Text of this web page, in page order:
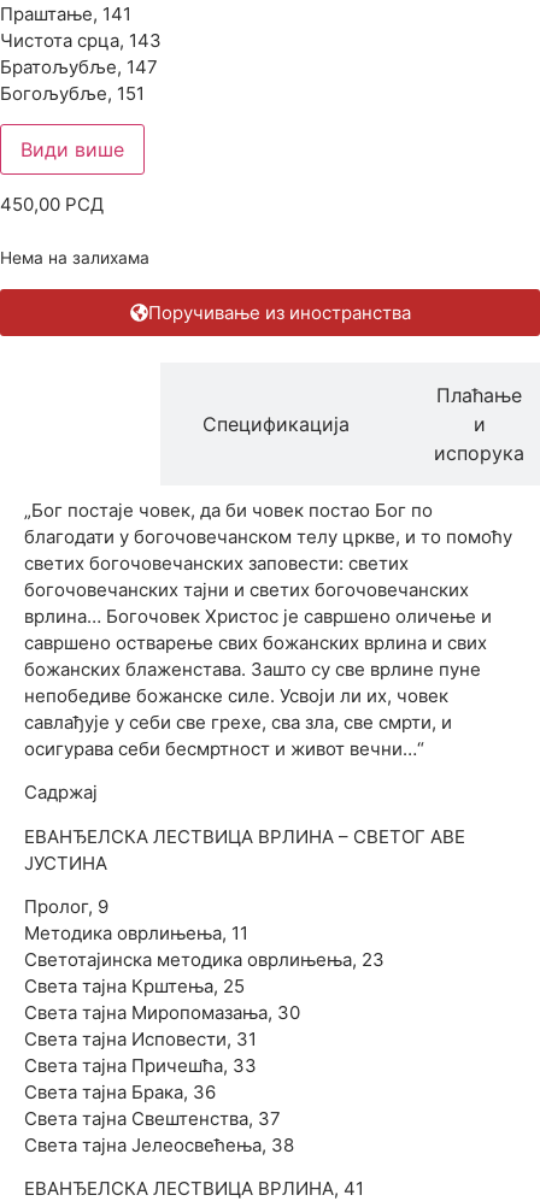
Праштање, 141
Чистота срца, 143
Братољубље, 147
Богољубље, 151
Види више
450,00 РСД
Нема на залихама
Поручивање из иностранства
Спецификација
Плаћање
и
испорука
„Бог постаје човек, да би човек постао Бог по
благодати у богочовечанском телу цркве, и то помоћу
светих богочовечанских заповести: светих
богочовечанских тајни и светих богочовечанских
врлина… Богочовек Христос је савршено оличење и
савршено остварење свих божанских врлина и свих
божанских блаженстава. Зашто су све врлине пуне
непобедиве божанске силе. Усвоји ли их, човек
савлађује у себи све грехе, сва зла, све смрти, и
осигурава себи бесмртност и живот вечни…“
Садржај
ЕВАНЂЕЛСКА ЛЕСТВИЦА ВРЛИНА – СВЕТОГ АВЕ
ЈУСТИНА
Пролог, 9
Методика оврлињења, 11
Светотајинска методика оврлињења, 23
Света тајна Крштења, 25
Света тајна Миропомазања, 30
Света тајна Исповести, 31
Света тајна Причешћа, 33
Света тајна Брака, 36
Света тајна Свештенства, 37
Света тајна Јелеосвећења, 38
ЕВАНЂЕЛСКА ЛЕСТВИЦА ВРЛИНА, 41